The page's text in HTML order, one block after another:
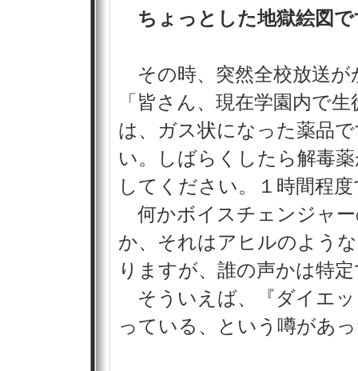
ちょっとした地獄絵図
その時、突然全校放送が
「皆さん、現在学園内で
は、ガス状になった薬品
い。しばらくしたら解毒
してください。１時間程
何かボイスチェンジャ
か、それはアヒルのよう
りますが、誰の声かは特
そういえば、『ダイエッ
っている、という噂があ